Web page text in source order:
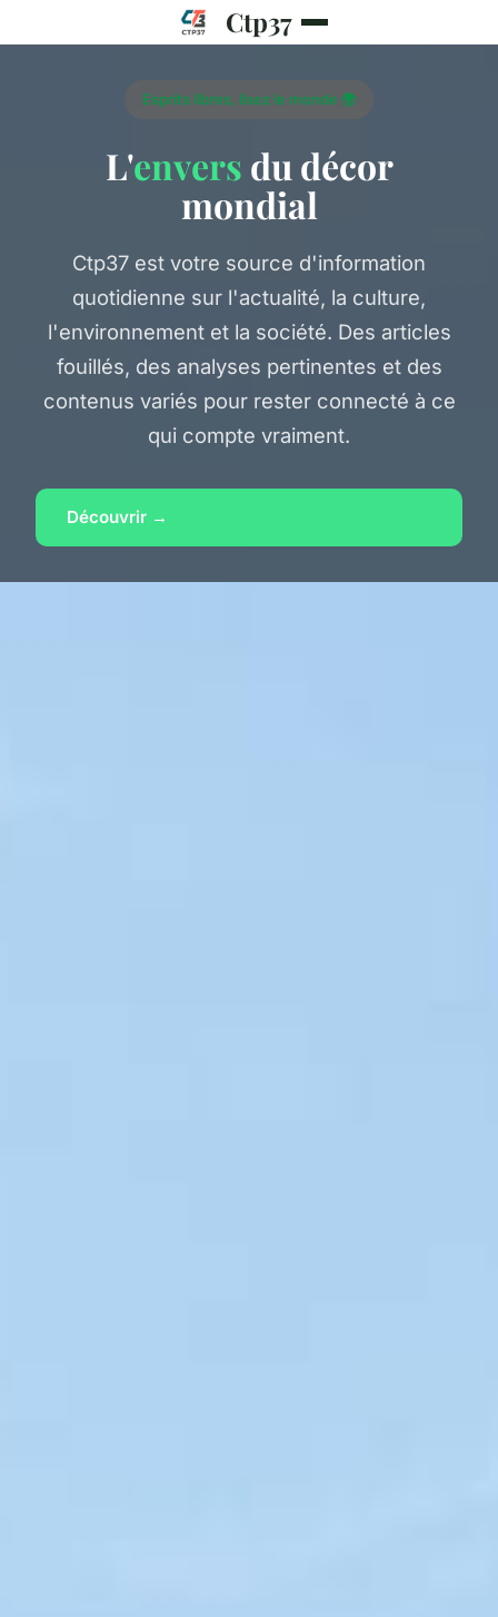
Ctp37
Esprits libres, lisez le monde 🌍
L'envers du décor
mondial
Ctp37 est votre source d'information
quotidienne sur l'actualité, la culture,
l'environnement et la société. Des articles
fouillés, des analyses pertinentes et des
contenus variés pour rester connecté à ce
qui compte vraiment.
Découvrir →